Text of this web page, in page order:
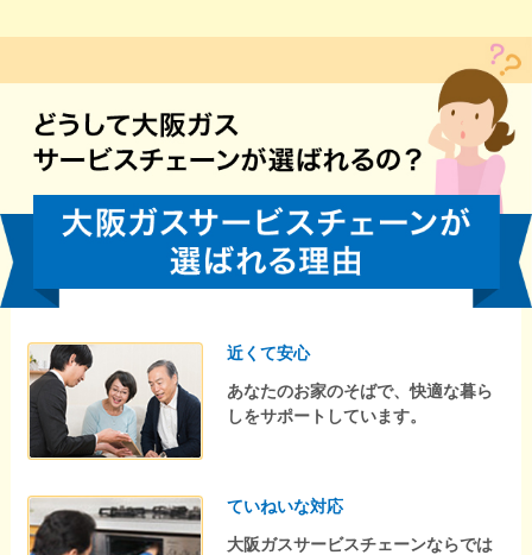
近くて安心
あなたのお家のそばで、快適な暮ら
しをサポートしています。
ていねいな対応
大阪ガスサービスチェーンならでは